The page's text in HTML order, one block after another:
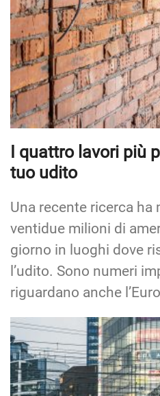
I quattro lavori più
tuo udito
Una recente ricerca ha
ventidue milioni di
giorno in luoghi dove
l’udito. Sono numeri
riguardano anche